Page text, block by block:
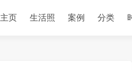
主页 生活照 案例 分类